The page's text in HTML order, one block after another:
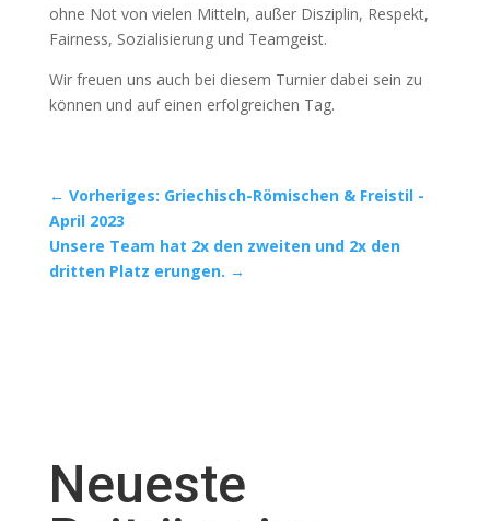
ohne Not von vielen Mitteln, außer Disziplin, Respekt,
Fairness, Sozialisierung und Teamgeist.
Wir freuen uns auch bei diesem Turnier dabei sein zu
können und auf einen erfolgreichen Tag.
← Vorheriges: Griechisch-Römischen & Freistil -
April 2023
Unsere Team hat 2x den zweiten und 2x den
dritten Platz erungen. →
Neueste